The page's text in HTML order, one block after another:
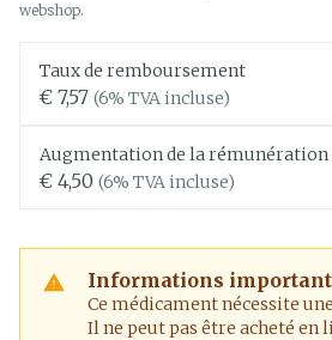
webshop.
Taux de remboursement
€ 7,57 (6% TVA incluse)
Augmentation de la rémunération
€ 4,50 (6% TVA incluse)
Informations
Ce médicament nécessite
Il ne peut pas être acheté en